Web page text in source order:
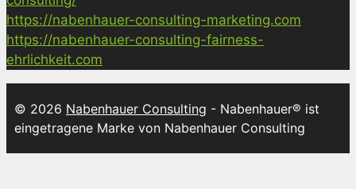
https://nabenhauer-consulting-marketing.com
https://nabenhauer-consulting-fairness-
ehrlichkeit.com
© 2026 Nabenhauer Consulting - Nabenhauer® ist
eingetragene Marke von Nabenhauer Consulting